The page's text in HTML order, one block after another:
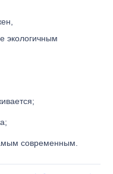
экологичным
современным.